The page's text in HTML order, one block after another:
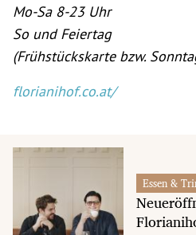
Mo-Sa 8-23 Uhr
So und Feiertag
(Frühstückskarte bzw.
florianihof.co.at/
Essen &